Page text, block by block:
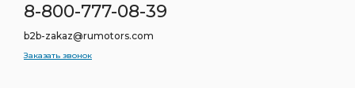
8-800-777-08-39
b2b-zakaz@rumotors.com
Заказать звонок